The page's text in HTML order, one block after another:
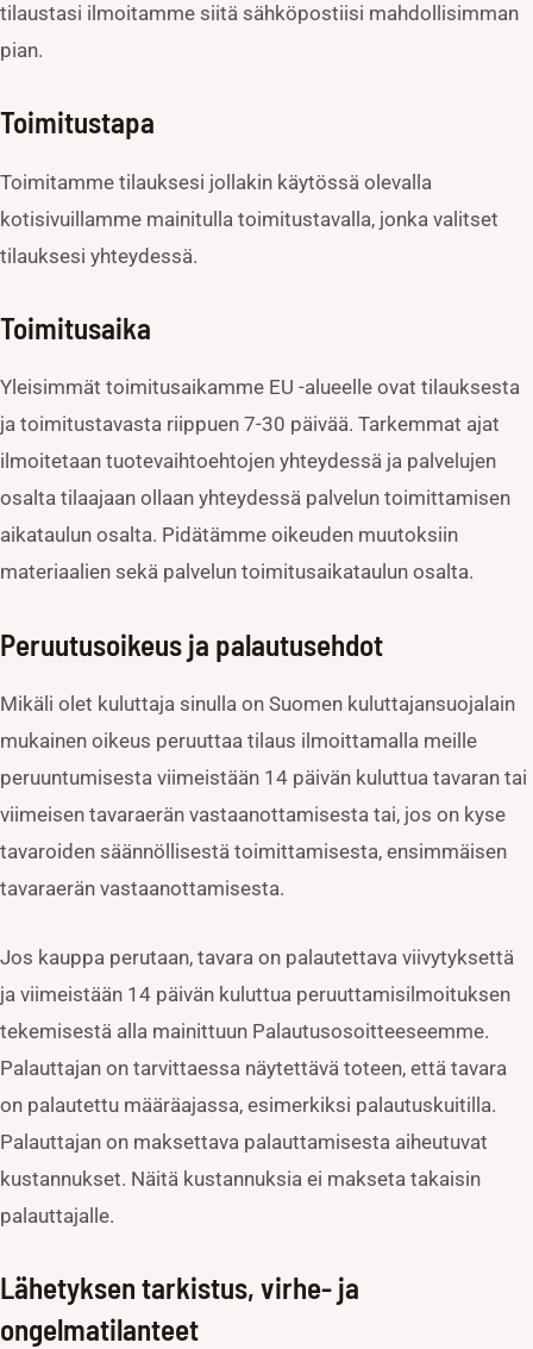
tilaustasi ilmoitamme siitä sähköpostiisi mahdollisimman
pian.
Toimitustapa
Toimitamme tilauksesi jollakin käytössä olevalla
kotisivuillamme mainitulla toimitustavalla, jonka valitset
tilauksesi yhteydessä.
Toimitusaika
Yleisimmät toimitusaikamme EU -alueelle ovat tilauksesta
ja toimitustavasta riippuen 7-30 päivää. Tarkemmat ajat
ilmoitetaan tuotevaihtoehtojen yhteydessä ja palvelujen
osalta tilaajaan ollaan yhteydessä palvelun toimittamisen
aikataulun osalta. Pidätämme oikeuden muutoksiin
materiaalien sekä palvelun toimitusaikataulun osalta.
Peruutusoikeus ja palautusehdot
Mikäli olet kuluttaja sinulla on Suomen kuluttajansuojalain
mukainen oikeus peruuttaa tilaus ilmoittamalla meille
peruuntumisesta viimeistään 14 päivän kuluttua tavaran tai
viimeisen tavaraerän vastaanottamisesta tai, jos on kyse
tavaroiden säännöllisestä toimittamisesta, ensimmäisen
tavaraerän vastaanottamisesta.
Jos kauppa perutaan, tavara on palautettava viivytyksettä
ja viimeistään 14 päivän kuluttua peruuttamisilmoituksen
tekemisestä alla mainittuun Palautusosoitteeseemme.
Palauttajan on tarvittaessa näytettävä toteen, että tavara
on palautettu määräajassa, esimerkiksi palautuskuitilla.
Palauttajan on maksettava palauttamisesta aiheutuvat
kustannukset. Näitä kustannuksia ei makseta takaisin
palauttajalle.
Lähetyksen tarkistus, virhe- ja
ongelmatilanteet